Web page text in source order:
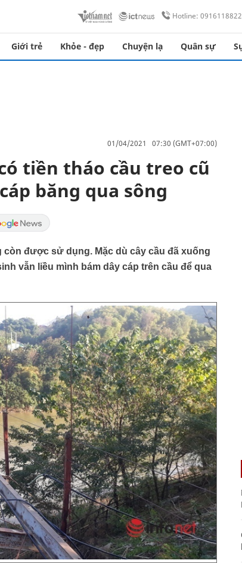
Hotline: 0916118822
Giới trẻ Khỏe - đẹp Chuyện lạ Quân sự
01/04/2021 07:30 (GMT+07:00)
tiền tháo cầu treo cũ
băng qua sông
còn được sử dụng. Mặc dù cây cầu đã xuống
vẫn liều mình bám dây cáp trên cầu để qua